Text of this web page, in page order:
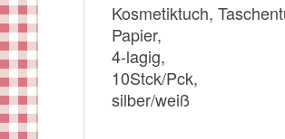
Kosmetiktuch,
Papier,
4-lagig,
10Stck/Pck,
silber/weiß